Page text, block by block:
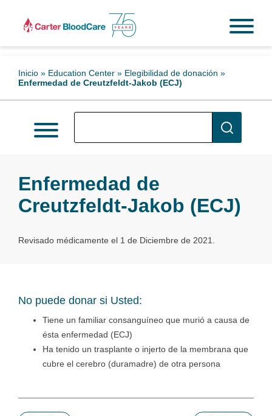
Inicio » Education Center » Elegibilidad de donación »
Enfermedad de Creutzfeldt-Jakob (ECJ)
Enfermedad de
Creutzfeldt-Jakob (ECJ)
Revisado médicamente el 1 de Diciembre de 2021.
No puede donar si Usted:
Tiene un familiar consanguíneo que murió a causa de
ésta enfermedad (ECJ)
Ha tenido un trasplante o injerto de la membrana que
cubre el cerebro (duramadre) de otra persona